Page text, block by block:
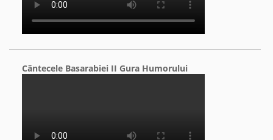
Cântecele Basarabiei II Gura Humorului